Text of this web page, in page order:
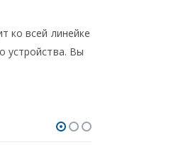
ко всей линейке
устройства. Вы